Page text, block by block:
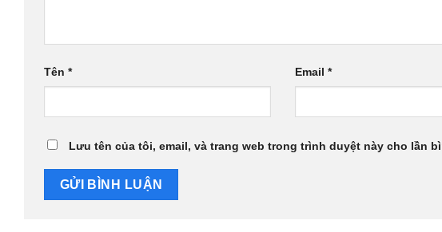
Tên * Email*
Lưu tên của tôi, email, và trang web trong trình duyệt này cho lần